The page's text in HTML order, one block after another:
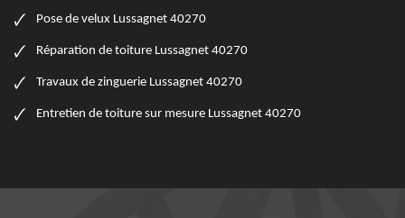
Pose de velux Lussagnet 40270
Réparation de toiture Lussagnet 40270
Travaux de zinguerie Lussagnet 40270
Entretien de toiture sur mesure Lussagnet 40270